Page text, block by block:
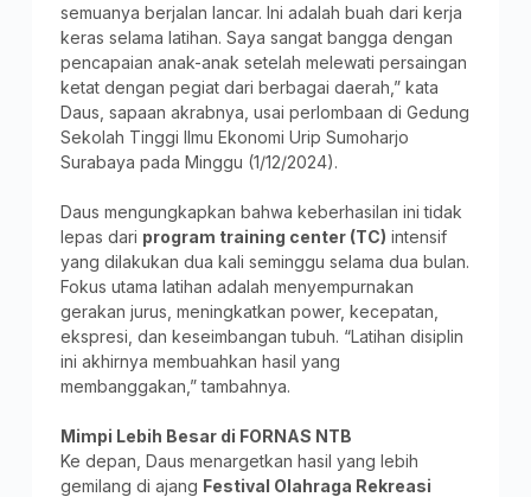
semuanya berjalan lancar. Ini adalah buah dari kerja
keras selama latihan. Saya sangat bangga dengan
pencapaian anak-anak setelah melewati persaingan
ketat dengan pegiat dari berbagai daerah,” kata
Daus, sapaan akrabnya, usai perlombaan di Gedung
Sekolah Tinggi Ilmu Ekonomi Urip Sumoharjo
Surabaya pada Minggu (1/12/2024).
Daus mengungkapkan bahwa keberhasilan ini tidak
lepas dari program training center (TC) intensif
yang dilakukan dua kali seminggu selama dua bulan.
Fokus utama latihan adalah menyempurnakan
gerakan jurus, meningkatkan power, kecepatan,
ekspresi, dan keseimbangan tubuh. “Latihan disiplin
ini akhirnya membuahkan hasil yang
membanggakan,” tambahnya.
Mimpi Lebih Besar di FORNAS NTB
Ke depan, Daus menargetkan hasil yang lebih
gemilang di ajang Festival Olahraga Rekreasi